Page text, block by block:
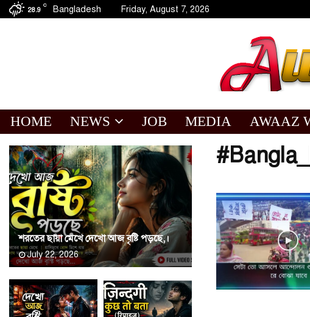
28.9
C Bangladesh Friday, August 7, 2026
HOME NEWS JOB MEDIA AWAAZ
শরতের ছায়া মেখে দেখো আজ বৃষ্টি পড়ছে,।
July 22, 2026